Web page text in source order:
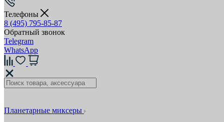
Телефоны
8 (495) 795-85-87
Обратный звонок
Telegram
WhatsApp
Планетарные миксеры